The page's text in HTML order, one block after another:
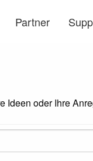
Partner
Ideen oder Ihre